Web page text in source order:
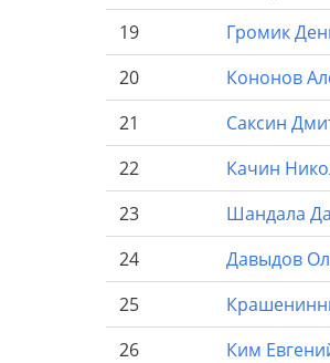
19
Громик
20
Кононов
21
Саксин
22
Качин
23
Шандала
24
Давыдов
25
26
Ким